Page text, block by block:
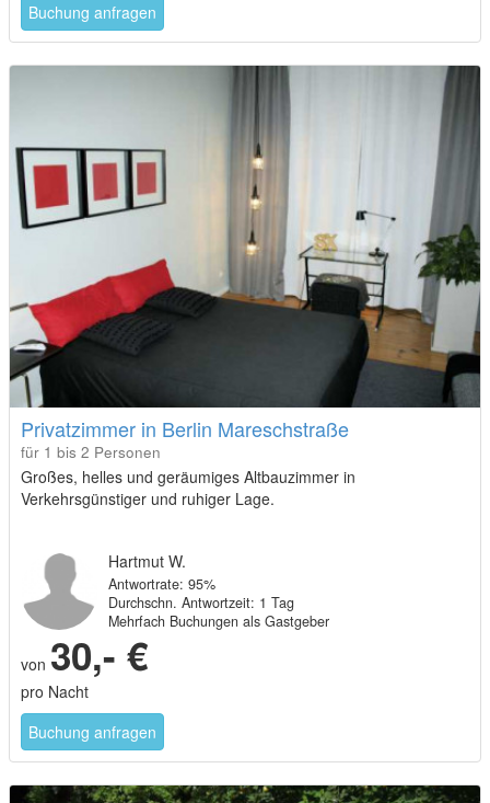
Buchung anfragen
Privatzimmer in Berlin Mareschstraße
für 1 bis 2 Personen
Großes, helles und geräumiges Altbauzimmer in
Verkehrsgünstiger und ruhiger Lage.
Hartmut W.
Antwortrate: 95%
Durchschn. Antwortzeit: 1 Tag
Mehrfach Buchungen als Gastgeber
von 30,- €
pro Nacht
Buchung anfragen